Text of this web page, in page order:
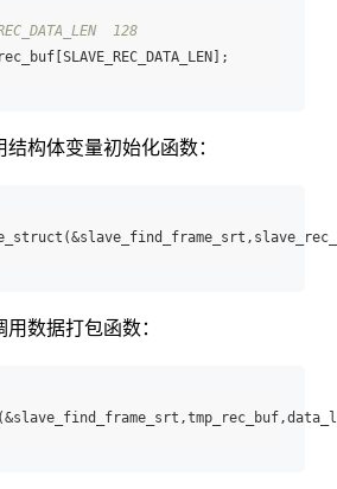
128
构体变量初始化函数：
数据打包函数：